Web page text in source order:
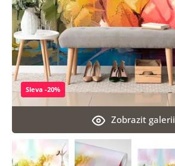
Zobrazit galerii
Sleva -20%